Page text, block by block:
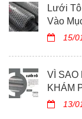
Lưới
Vào
15/
VÌ SAO
KHÁM
13/